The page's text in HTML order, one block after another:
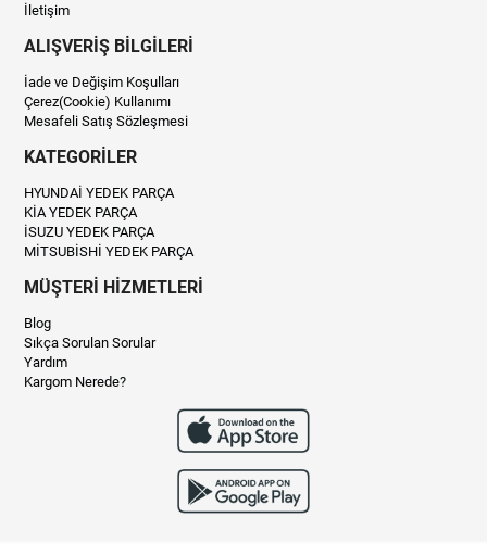
İletişim
ALIŞVERİŞ BİLGİLERİ
İade ve Değişim Koşulları
Çerez(Cookie) Kullanımı
Mesafeli Satış Sözleşmesi
KATEGORİLER
HYUNDAİ YEDEK PARÇA
KİA YEDEK PARÇA
İSUZU YEDEK PARÇA
MİTSUBİSHİ YEDEK PARÇA
MÜŞTERİ HİZMETLERİ
Blog
Sıkça Sorulan Sorular
Yardım
Kargom Nerede?